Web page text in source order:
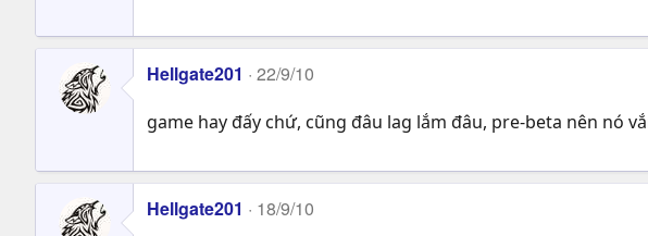
Hellgate201 22/9/10
game hay đấy chứ, cũng đâu lag lắm đâu, pre-beta nên nó
Hellgate201 18/9/10